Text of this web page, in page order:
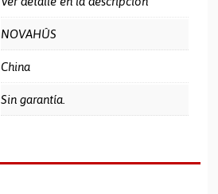
NOVAHÛS
China
Sin garantía.